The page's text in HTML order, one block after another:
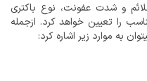
و شدت عفونت، نوع باکتری
را تعیین خواهد کرد. ازجمله
به موارد زیر اشاره کرد: